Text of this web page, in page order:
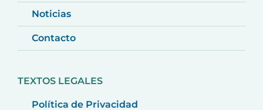
Noticias
Contacto
TEXTOS LEGALES
Política de Privacidad